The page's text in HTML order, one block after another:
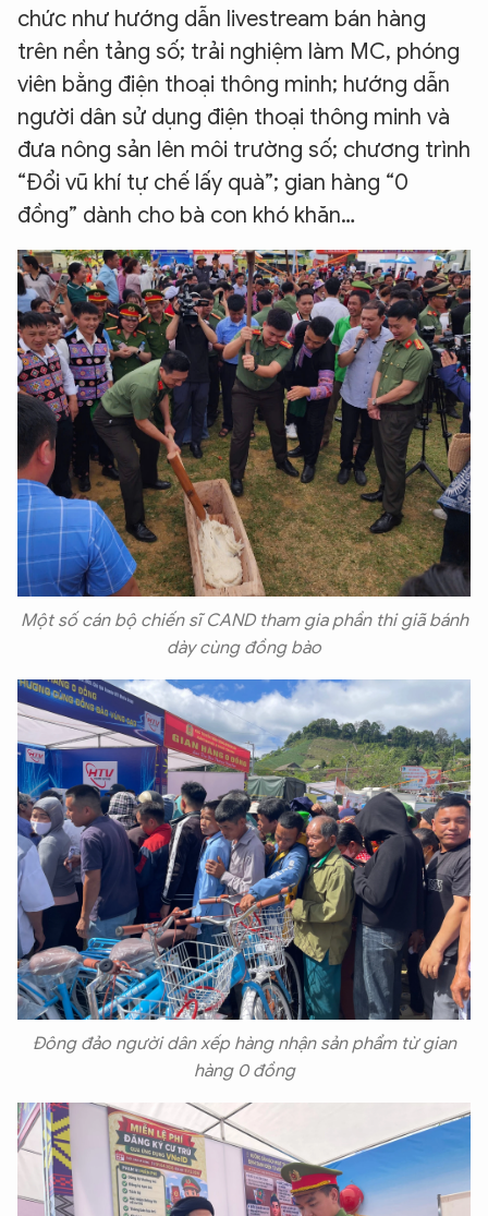
chức như hướng dẫn livestream bán hàng
trên nền tảng số; trải nghiệm làm MC, phóng
viên bằng điện thoại thông minh; hướng dẫn
người dân sử dụng điện thoại thông minh và
đưa nông sản lên môi trường số; chương trình
“Đổi vũ khí tự chế lấy quà”; gian hàng “0
đồng” dành cho bà con khó khăn…
Một số cán bộ chiến sĩ CAND tham gia phần thi giã bánh
dày cùng đồng bào
Đông đảo người dân xếp hàng nhận sản phẩm từ gian
hàng 0 đồng